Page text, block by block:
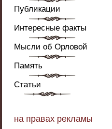
Публикации
Интересные факты
Мысли об Орловой
Память
Статьи
на правах рекламы